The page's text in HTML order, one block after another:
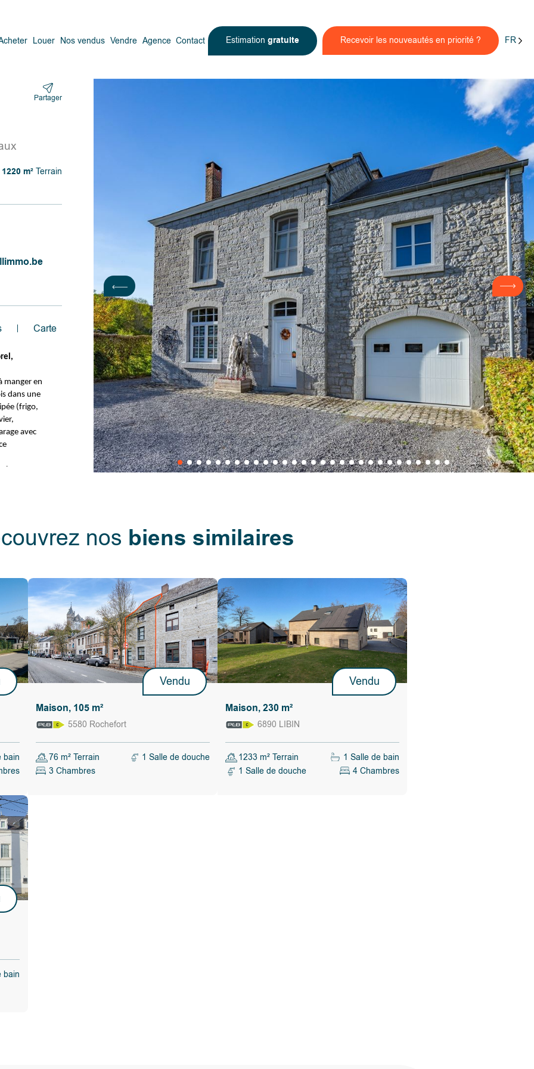
Louer Nos vendus Vendre Agence Contact Estimation gratuite Recevoir les nouveautés en priorité ? FR
Partager
1220 m²Terrain
Carte
manger en
dans une
(frigo,
avec
(ou salle
beaucoup
en
signature
isolée
2017,
en
mais
ne pas
de
convient
de
nos biens similaires
bain
Vendu
Maison, 105 m²
5580 Rochefort
76 m² Terrain
1 Salle de douche
3 Chambres
Vendu
Maison, 230 m²
6890 LIBIN
1233 m² Terrain
1 Salle de bain
1 Salle de douche
4 Chambres
bain